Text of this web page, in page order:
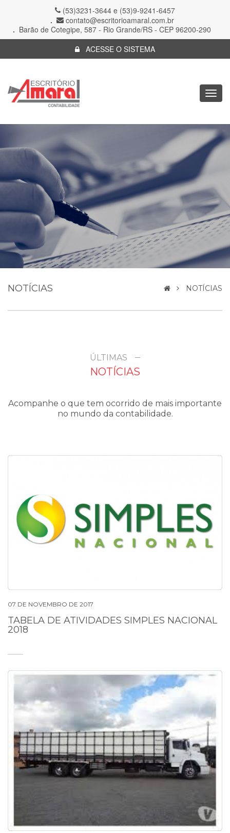
(53)3231-3644 e (53)9-9241-6457
contato@escritorioamaral.com.br
Barão de Cotegipe, 587 - Rio Grande/RS - CEP 96200-290
ACESSE O SISTEMA
NOTÍCIAS NOTÍCIAS
ÚLTIMAS
NOTÍCIAS
Acompanhe o que tem ocorrido de mais importante
no mundo da contabilidade.
07 DE NOVEMBRO DE 2017
TABELA DE ATIVIDADES SIMPLES NACIONAL
2018